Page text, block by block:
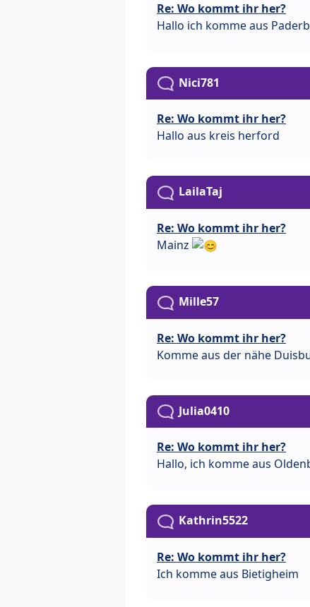
Re: Wo kommt ihr her?
Hallo ich komme aus
Nici781
Re: Wo kommt ihr her?
Hallo aus kreis herford
LailaTaj
Re: Wo kommt ihr her?
Mainz
Mille57
Re: Wo kommt ihr her?
Komme aus der nähe
Julia0410
Re: Wo kommt ihr her?
Hallo, ich komme aus
Kathrin5522
Re: Wo kommt ihr her?
Ich komme aus Bietigheim